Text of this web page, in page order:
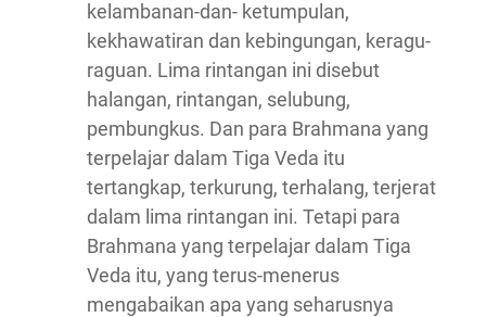
kelambanan-dan- ketumpulan,
kekhawatiran dan kebingungan, keragu-
raguan. Lima rintangan ini disebut
halangan, rintangan, selubung,
pembungkus. Dan para Brahmana yang
terpelajar dalam Tiga Veda itu
tertangkap, terkurung, terhalang, terjerat
dalam lima rintangan ini. Tetapi para
Brahmana yang terpelajar dalam Tiga
Veda itu, yang terus-menerus
mengabaikan apa yang seharusnya